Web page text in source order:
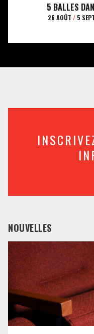
5 BALLES
26 AOÛT /5
NOUVELLES